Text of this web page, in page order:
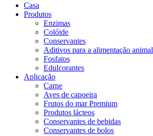
Casa
Produtos
Enzimas
Colóide
Conservantes
Aditivos para a alimentação animal
Fosfatos
Edulcorantes
Aplicação
Carne
Aves de capoeira
Frutos do mar Premium
Produtos lácteos
Conservantes de bebidas
Conservantes de bolos